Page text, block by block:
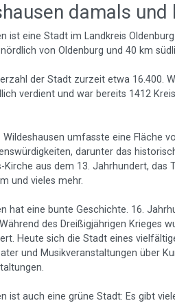
damals und
ist eine Stadt im Landkreis
von Oldenburg und 40 km
der Stadt zurzeit etwa 16.400.
verdient und war bereits 1412
Wildeshausen umfasste eine Fläche
darunter das
Kirche aus dem 13. Jahrhundert, das
und vieles mehr.
hat eine bunte Geschichte. 16.
des Dreißigjährigen Krieges
Heute sich die Stadt eines
und Musikveranstaltungen über
ist auch eine grüne Stadt: Es gibt